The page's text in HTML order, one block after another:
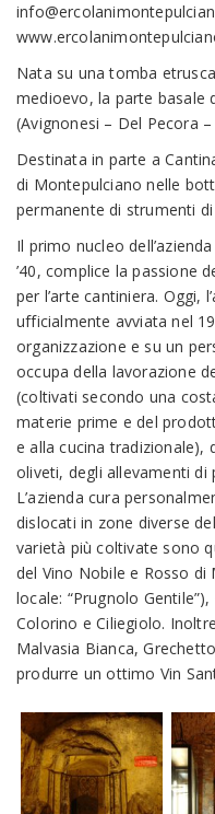
Nata su una tomba
medioevo, la parte basale
(Avignonesi – Del Pecora
Destinata in parte a
di Montepulciano nelle
permanente di strumenti
Il primo nucleo
’40, complice la passione
per l’arte cantiniera. Oggi,
ufficialmente avviata nel
organizzazione e su un
occupa della lavorazione
(coltivati secondo una
materie prime e del
e alla cucina tradizionale),
oliveti, degli allevamenti di
L’azienda cura
dislocati in zone diverse
varietà più coltivate sono
del Vino Nobile e Rosso di
locale: “Prugnolo
Colorino e Ciliegiolo.
Malvasia Bianca,
produrre un ottimo Vin